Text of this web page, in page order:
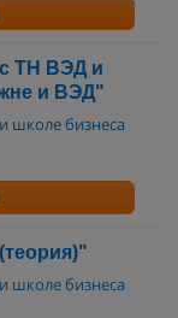
ТН ВЭД и
и ВЭД"
школе бизнеса
школе бизнеса